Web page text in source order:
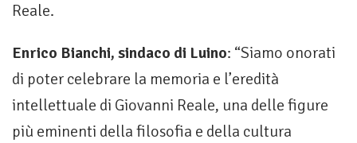
Reale.
Enrico Bianchi, sindaco di Luino: “Siamo onorati
di poter celebrare la memoria e l’eredità
intellettuale di Giovanni Reale, una delle figure
più eminenti della filosofia e della cultura